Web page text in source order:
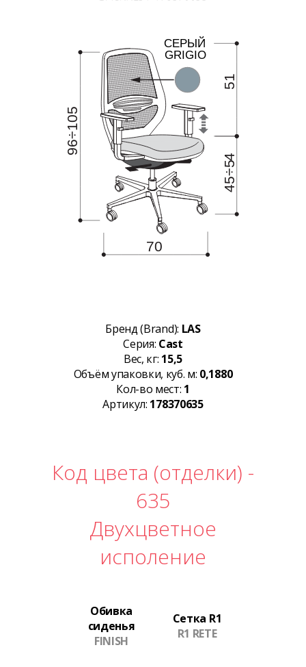
Бренд (Brand): LAS
Серия: Cast
Вес, кг: 15,5
Объём упаковки, куб. м: 0,1880
Кол-во мест: 1
Артикул: 178370635
Код цвета (отделки) -
635
Двухцветное
исполение
Обивка
сиденья
FINISH
Сетка R1
R1 RETE